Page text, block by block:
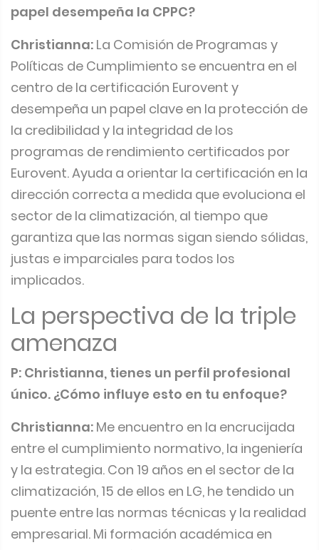
papel desempeña la CPPC?
Christianna: La Comisión de Programas y
Políticas de Cumplimiento se encuentra en el
centro de la certificación Eurovent y
desempeña un papel clave en la protección de
la credibilidad y la integridad de los
programas de rendimiento certificados por
Eurovent. Ayuda a orientar la certificación en la
dirección correcta a medida que evoluciona el
sector de la climatización, al tiempo que
garantiza que las normas sigan siendo sólidas,
justas e imparciales para todos los
implicados.
La perspectiva de la triple
amenaza
P: Christianna, tienes un perfil profesional
único. ¿Cómo influye esto en tu enfoque?
Christianna: Me encuentro en la encrucijada
entre el cumplimiento normativo, la ingeniería
y la estrategia. Con 19 años en el sector de la
climatización, 15 de ellos en LG, he tendido un
puente entre las normas técnicas y la realidad
empresarial. Mi formación académica en